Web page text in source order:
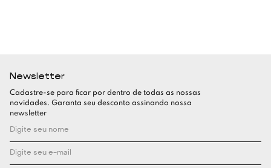
Newsletter
Cadastre-se para ficar por dentro de todas as nossas
novidades. Garanta seu desconto assinando nossa
newsletter